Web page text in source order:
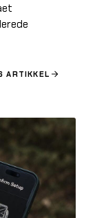
ARTIKKEL